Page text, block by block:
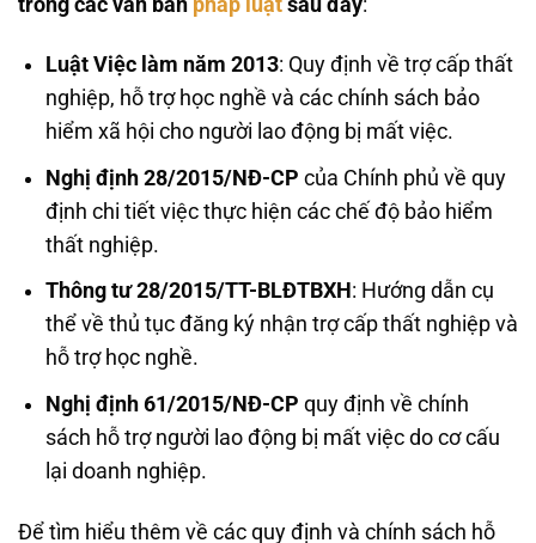
Luật Việc làm năm 2013: Quy định về trợ cấp thất
nghiệp, hỗ trợ học nghề và các chính sách bảo
hiểm xã hội cho người lao động bị mất việc.
Nghị định 28/2015/NĐ-CP của Chính phủ về quy
định chi tiết việc thực hiện các chế độ bảo hiểm
thất nghiệp.
Thông tư 28/2015/TT-BLĐTBXH : Hướng dẫn cụ
thể về thủ tục đăng ký nhận trợ cấp thất nghiệp và
hỗ trợ học nghề.
Nghị định 61/2015/NĐ-CP quy định về chính
sách hỗ trợ người lao động bị mất việc do cơ cấu
lại doanh nghiệp.
Để tìm hiểu thêm về các quy định và chính sách hỗ